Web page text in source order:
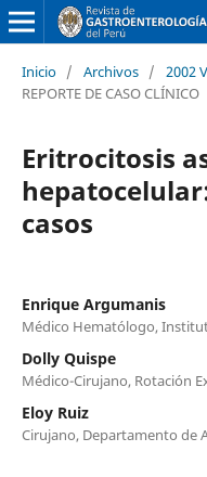
Inicio / Archivos / 2002
REPORTE DE CASO CLÍNICO
Eritrocitosis
casos
Enrique Argumanis
Médico Hematólogo,
Dolly Quispe
Médico-Cirujano, Rotación
Eloy Ruiz
Cirujano, Departamento de